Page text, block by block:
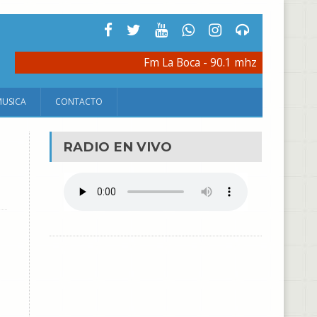
Fm La Boca - 90.1 mhz
CONTACTO
RADIO EN VIVO